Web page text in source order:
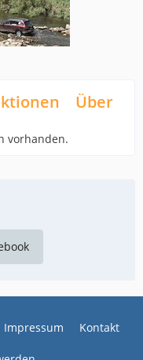
Über
vorhanden.
Impressum Kontakt